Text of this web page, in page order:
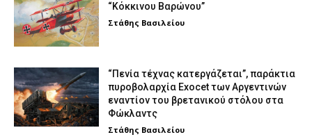
“Κόκκινου Βαρώνου”
Στάθης Βασιλείου
“Πενία τέχνας κατεργάζεται”, παράκτια
πυροβολαρχία Exocet των Αργεντινών
εναντίον του βρετανικού στόλου στα
Φώκλαντς
Στάθης Βασιλείου